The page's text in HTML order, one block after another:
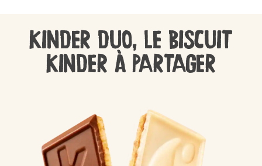
KINDER DUO, LE BISCUIT
KINDER À PARTAGER